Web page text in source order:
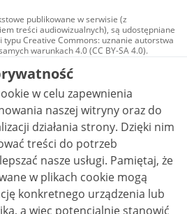
publikowane w serwisie (z
treści audiowizualnych), są udostępniane
typu Creative Commons: uznanie autorstwa
warunkach 4.0 (CC BY-SA 4.0).
audiowizualne, w tym zdjęcia, materiały
są udostępniane na licencji typu
uznanie autorstwa użycie
- bez utworów zależnych 4.0 (CC BY-
o ile nie jest to stwierdzone inaczej.
w celu zapewnienia
naszej witryny oraz do
strony. Dzięki nim
treści do potrzeb
usługi. Pamiętaj, że
w plikach cookie mogą
konkretnego urządzenia lub
a więc potencjalnie stanowić